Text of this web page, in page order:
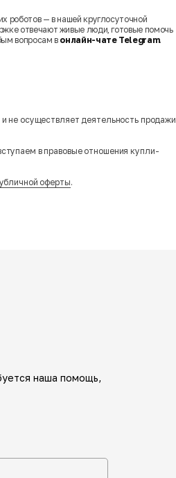
роботов — в нашей круглосуточной
отвечают живые люди, готовые помочь
вопросам в онлайн-чате Telegram.
не осуществляет деятельность продажи
в правовые отношения купли-
оферты.
наша помощь,